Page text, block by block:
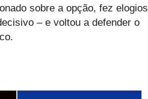
sobre a opção, fez elogios
– e voltou a defender o